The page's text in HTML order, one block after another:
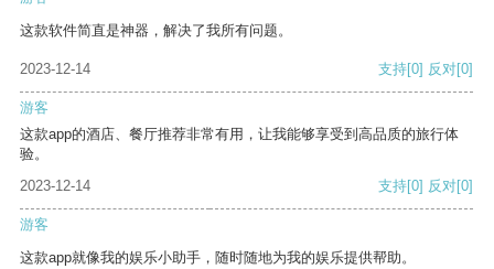
这款软件简直是神器，解决了我所有问题。
2023-12-14 支持[0] 反对[0]
游客
这款app的酒店、餐厅推荐非常有用，让我能够享受到高品质的旅行体
验。
2023-12-14
支持[0] 反对[0]
游客
这款app就像我的娱乐小助手，随时随地为我的娱乐提供帮助。